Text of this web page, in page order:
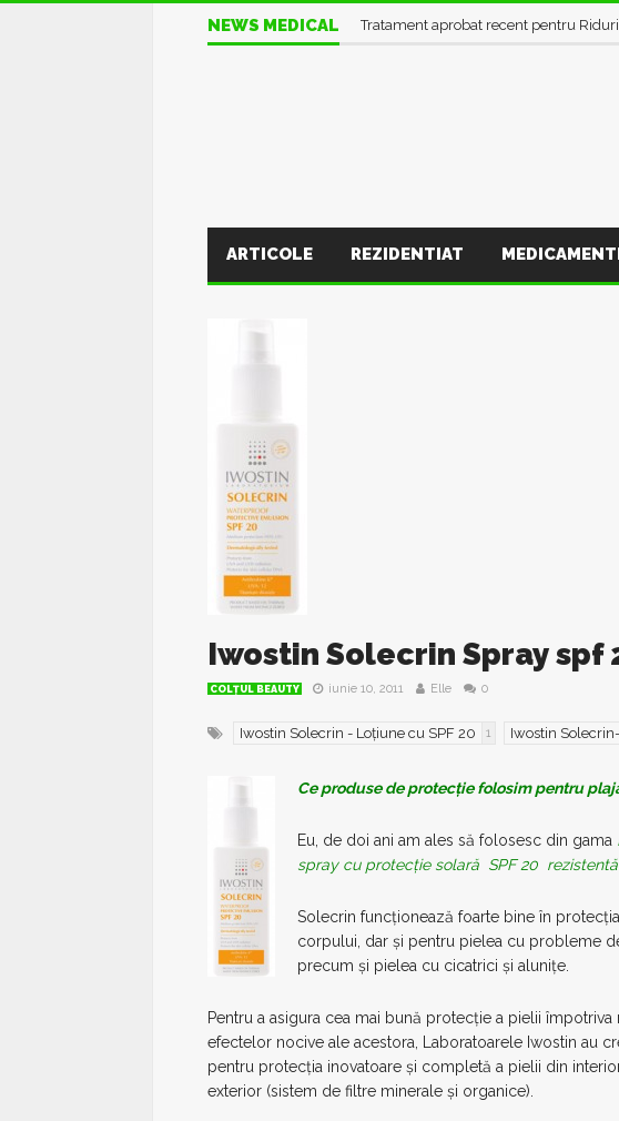
NEWS MEDICAL Informații UTILE în plin val de Infecții
ARTICOLE REZIDENTIAT
Iwostin Solecrin Spray spf
COLŢUL BEAUTY iunie 10, 2011 Elle 0
Iwostin Solecrin - Loțiune cu SPF 20 1 Iwostin
Ce produse de protecție folosim pentru
Eu, de doi ani am ales să folosesc din gama
spray cu protecție solară SPF 20
Solecrin funcționează foarte bine în
corpului, dar și pentru pielea cu probleme
precum și pielea cu cicatrici și alunițe.
Pentru a asigura cea mai bună protecţie a pielii împotriva
efectelor nocive ale acestora, Laboratoarele Iwostin au
pentru protecţia inovatoare şi completă a pielii din interior
exterior (sistem de filtre minerale şi organice).